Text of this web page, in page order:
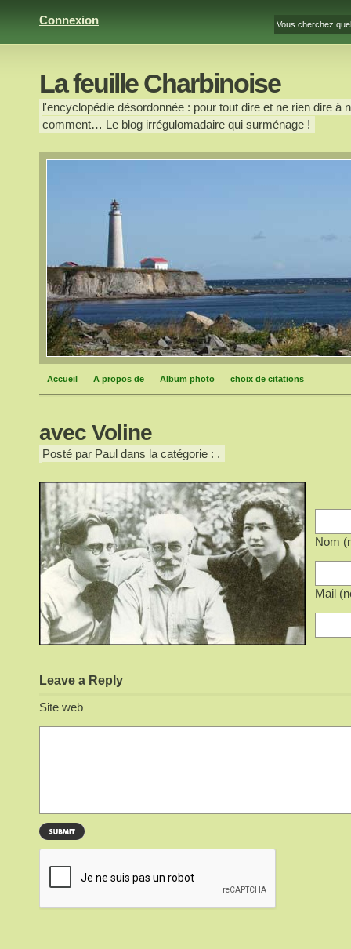
Connexion
La feuille Charbinoise
l'encyclopédie désordonnée : pour tout dire et ne rien dire
comment… Le blog irrégulomadaire qui surménage !
Accueil A propos de Album photo choix de citations
avec Voline
Posté par Paul dans la catégorie : .
Leave a Reply
Nom
Mail
Site web